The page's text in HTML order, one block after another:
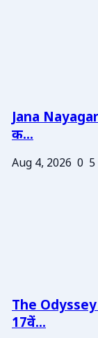
Jana
क...
Aug 4, 2026 0 5
The
17वें...